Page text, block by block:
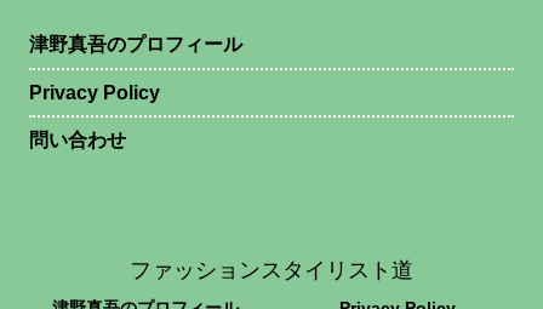
津野真吾のプロフィール
Privacy Policy
問い合わせ
ファッションスタイリスト道